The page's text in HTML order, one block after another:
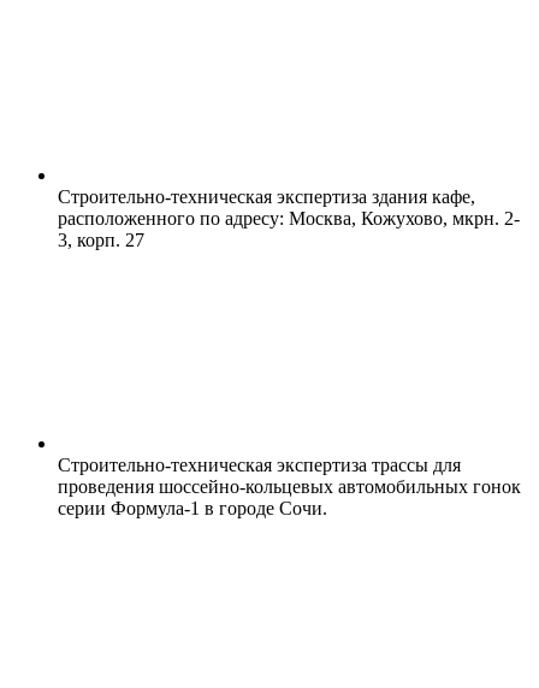
Строительно-техническая экспертиза здания кафе,
расположенного по адресу: Москва, Кожухово, мкрн. 2-
3, корп. 27
Строительно-техническая экспертиза трассы для
проведения шоссейно-кольцевых автомобильных гонок
серии Формула-1 в городе Сочи.